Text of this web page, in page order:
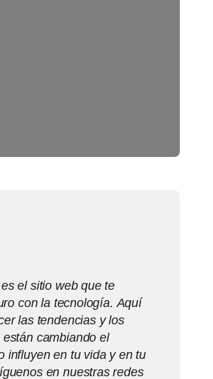
el sitio web que te
con la tecnología. Aquí
las tendencias y los
cambiando el
influyen en tu vida y en tu
en nuestras redes